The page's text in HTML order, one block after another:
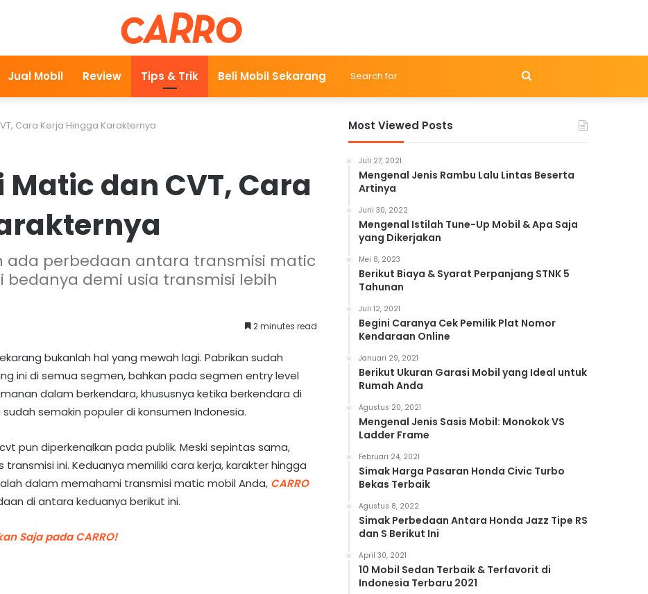
Jual Mobil Review Tips & Trik Beli Mobil Sekarang Search
Cara Kerja Hingga Karakternya
dan CVT, Cara
ada perbedaan antara transmisi matic
bedanya demi usia transmisi lebih
2 minutes read
bukanlah hal yang mewah lagi. Pabrikan sudah
ini di semua segmen, bahkan pada segmen entry level
dalam berkendara, khususnya ketika berkendara di
semakin populer di konsumen Indonesia.
pun diperkenalkan pada publik. Meski sepintas sama,
ini. Keduanya memiliki cara kerja, karakter hingga
dalam memahami transmisi matic mobil Anda, CARRO
di antara keduanya berikut ini.
Saja pada CARRO!
Most Viewed Posts
Juli 27, 2021
Mengenal Jenis Rambu Lalu Lintas Beserta
Artinya
Juni 30, 2022
Mengenal Istilah Tune-Up Mobil & Apa Saja
yang Dikerjakan
Mei 8, 2023
Berikut Biaya & Syarat Perpanjang STNK 5
Tahunan
Juli 12, 2021
Begini Caranya Cek Pemilik Plat Nomor
Kendaraan Online
Januari 29, 2021
Berikut Ukuran Garasi Mobil yang Ideal untuk
Rumah Anda
Agustus 20, 2021
Mengenal Jenis Sasis Mobil: Monokok VS
Ladder Frame
Februari 24, 2021
Simak Harga Pasaran Honda Civic Turbo
Bekas Terbaik
Agustus 8, 2022
Simak Perbedaan Antara Honda Jazz Tipe RS
dan S Berikut Ini
April 30, 2021
10 Mobil Sedan Terbaik & Terfavorit di
Indonesia Terbaru 2021